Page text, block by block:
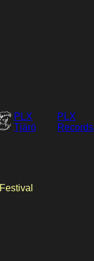
PLX
Tjärö
PLX
Records
Festival